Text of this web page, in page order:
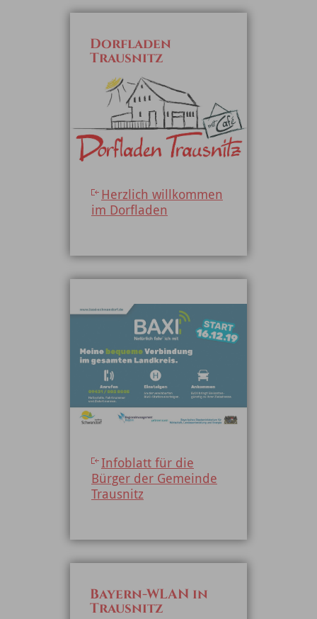
Dorfladen
Trausnitz
Herzlich willkommen
im Dorfladen
Infoblatt für die
Bürger der Gemeinde
Trausnitz
Bayern-WLAN in
Trausnitz